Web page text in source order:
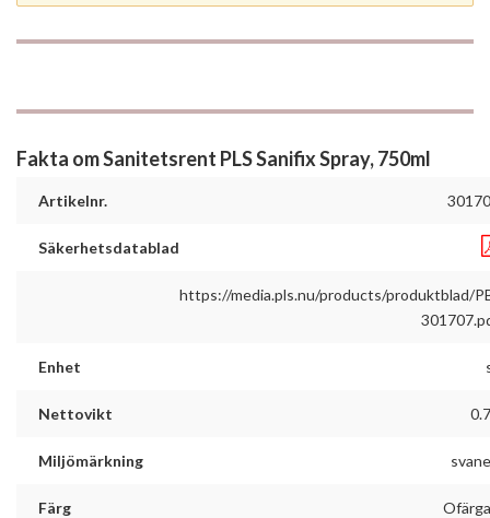
Fakta om Sanitetsrent PLS Sanifix Spray, 750ml
Artikelnr.
Säkerhetsdatablad
https://media.pls.nu/products/produktblad/
Enhet
Nettovikt
Miljömärkning
Färg